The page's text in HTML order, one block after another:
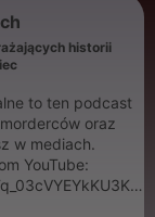
historii
to ten podcast
oraz
w mediach.
YouTube:
historie-na-